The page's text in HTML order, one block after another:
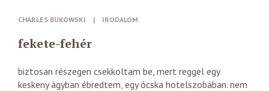
CHARLES BUKOWSKI | IRODALOM
fekete-fehér
biztosan részegen csekkoltam be, mert reggel egy
keskeny ágyban ébredtem, egy ócska hotelszobában. nem